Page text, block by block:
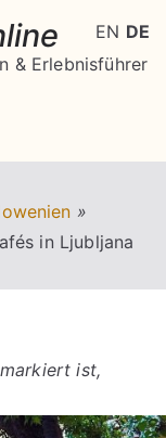
& Erlebnisführer
»
in Ljubljana
ist,
EN DE